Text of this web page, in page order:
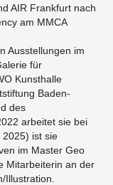
AIR Frankfurt nach
am MMCA
Ausstellungen im
für
Kunsthalle
Baden-
des
arbeitet sie bei
2025) ist sie
im Master Geo
Mitarbeiterin an der
Illustration.